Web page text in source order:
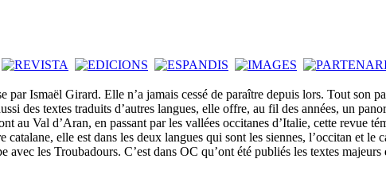
par Ismaël Girard. Elle n’a jamais cessé de paraître depuis lors. Tout son
des textes traduits d’autres langues, elle offre, au fil des années, un
au Val d’Aran, en passant par les vallées occitanes d’Italie, cette revue
catalane, elle est dans les deux langues qui sont les siennes, l’occitan et
avec les Troubadours. C’est dans OC qu’ont été publiés les textes